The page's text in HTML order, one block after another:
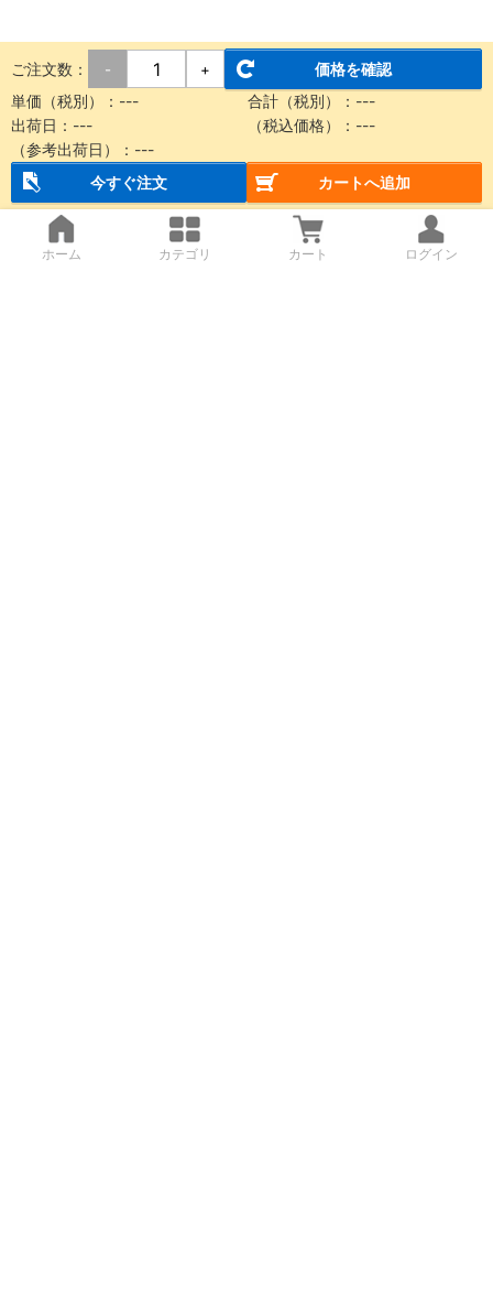
ご注文数： - +
価格を確認
単価（税別）： --- 合計（税別）： ---
出荷日： --- （税込価格）： ---
（参考出荷日）： ---
今すぐ注文
カートへ追加
ホーム カテゴリ カート ログイン